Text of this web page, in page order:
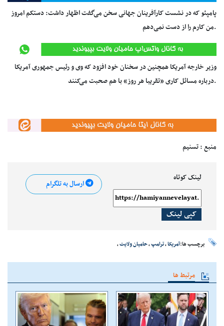
پامپئو که در نشست کارآفرینان جهانی سخن می‌گفت اظهار داشت: دستکم امروز
من کارم را از دست نمی‌دهم.
وزیر خارجه آمریکا همچنین در سخنان خود افزود که وی و رئیس جمهوری آمریکا
درباره مسائل کاری «تقریبا هر روز» با هم صحبت می‌کنند.
منبع : تسنیم
لینک کوتاه
کپی لینک
ارسال به تلگرام
برچسب ها:آمریکا،ترامپ،حامیان ولایت،
مرتبط ها